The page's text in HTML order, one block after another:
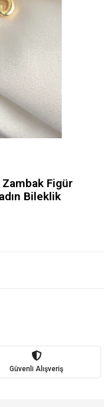
Figür
Bileklik
Güvenli Alışveriş